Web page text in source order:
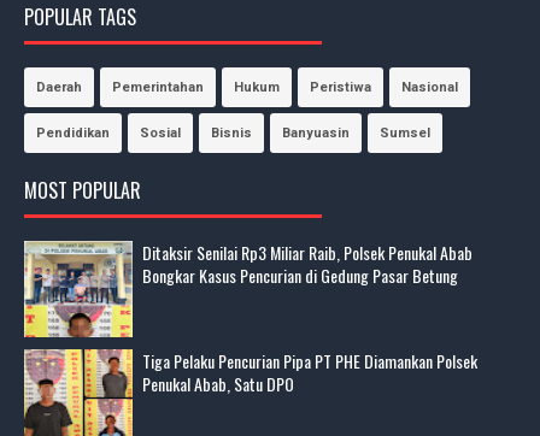
POPULAR TAGS
Daerah Pemerintahan Hukum Peristiwa Nasional
Pendidikan Sosial Bisnis Banyuasin Sumsel
MOST POPULAR
Ditaksir Senilai Rp3 Miliar Raib, Polsek Penukal Abab
Bongkar Kasus Pencurian di Gedung Pasar Betung
Tiga Pelaku Pencurian Pipa PT PHE Diamankan Polsek
Penukal Abab, Satu DPO